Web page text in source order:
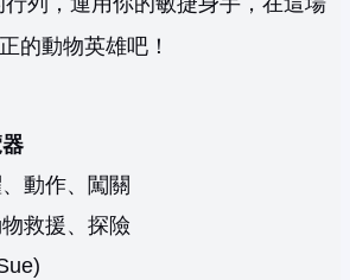
的動物英雄吧！
動作、闖關
救援、探險